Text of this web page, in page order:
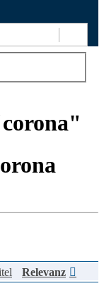
Suchen
corona"
Relevanz